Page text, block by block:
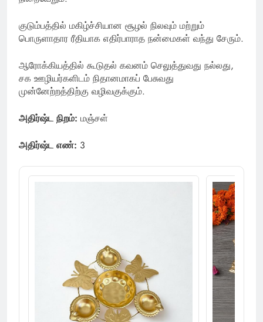
குடும்பத்தில் மகிழ்ச்சியான சூழல் நிலவும் மற்றும்
பொருளாதார ரீதியாக எதிர்பாராத நன்மைகள் வந்து சேரும்.
ஆரோக்கியத்தில் கூடுதல் கவனம் செலுத்துவது நல்லது,
சக ஊழியர்களிடம் நிதானமாகப் பேசுவது
முன்னேற்றத்திற்கு வழிவகுக்கும்.
அதிர்ஷ்ட நிறம்: மஞ்சள்
அதிர்ஷ்ட எண்: 3